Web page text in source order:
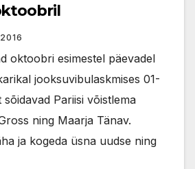
oktoobri esimestel päevadel
jooksuvibulaskmises 01-
sõidavad Pariisi võistlema
ning Maarja Tänav.
ja kogeda üsna uudse ning